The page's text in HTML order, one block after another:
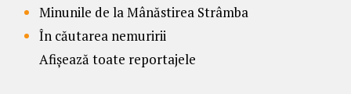
Minunile de la Mânăstirea Strâmba
În căutarea nemuririi
Afișează toate reportajele